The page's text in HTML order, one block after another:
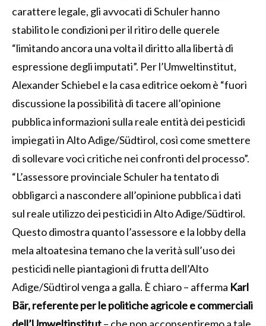
carattere legale, gli avvocati di Schuler hanno
stabilito le condizioni per il ritiro delle querele
“limitando ancora una volta il diritto alla libertà di
espressione degli imputati”. Per l’Umweltinstitut,
Alexander Schiebel e la casa editrice oekom è “fuori
discussione la possibilità di tacere all’opinione
pubblica informazioni sulla reale entità dei pesticidi
impiegati in Alto Adige/Südtirol, così come smettere
di sollevare voci critiche nei confronti del processo”.
“L’assessore provinciale Schuler ha tentato di
obbligarci a nascondere all’opinione pubblica i dati
sul reale utilizzo dei pesticidi in Alto Adige/Südtirol.
Questo dimostra quanto l’assessore e la lobby della
mela altoatesina temano che la verità sull’uso dei
pesticidi nelle piantagioni di frutta dell’Alto
Adige/Südtirol venga a galla. È chiaro – afferma Karl
Bär, referente per le politiche agricole e commerciali